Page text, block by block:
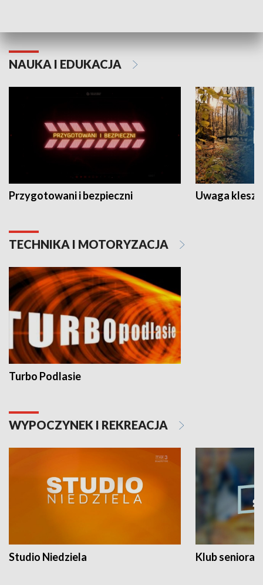
NAUKA I EDUKACJA
Przygotowani i bezpieczni Uwaga
TECHNIKA I MOTORYZACJA
Turbo Podlasie
WYPOCZYNEK I REKREACJA
Studio Niedziela Klub seniora